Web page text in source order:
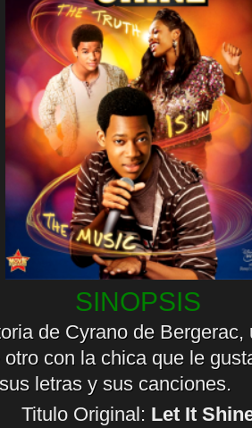
SINOPSIS
de Cyrano de Bergerac,
con la chica que le
letras y sus canciones.
Titulo Original: Let It